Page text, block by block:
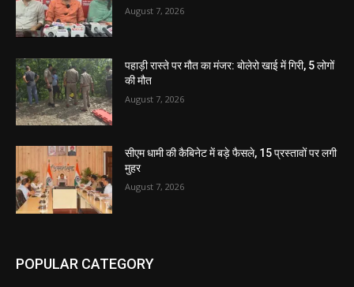
August 7, 2026
पहाड़ी रास्ते पर मौत का मंजर: बोलेरो खाई में गिरी, 5 लोगों
की मौत
August 7, 2026
सीएम धामी की कैबिनेट में बड़े फैसले, 15 प्रस्तावों पर लगी
मुहर
August 7, 2026
POPULAR CATEGORY